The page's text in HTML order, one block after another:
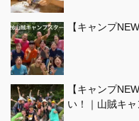
【キャンプ
【キャンプ
い！｜山賊キ